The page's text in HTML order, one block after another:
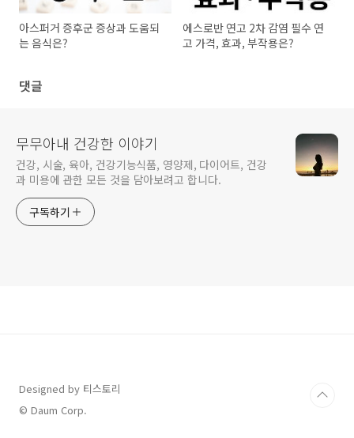
아스퍼거 증후군 증상과 도움되
는 음식은?
에스로반 연고 2차 감염 필수 연
고 가격, 효과, 부작용은?
댓글
무무아내 건강한 이야기
건강, 시술, 육아, 건강기능식품, 영양제, 다이어트, 건강
과 미용에 관한 모든 것을 담아보려고 합니다.
구독하기
Designed by 티스토리
© Daum Corp.